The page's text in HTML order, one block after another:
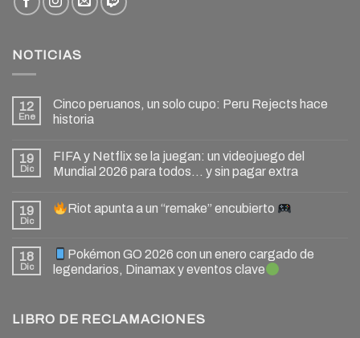
NOTICIAS
12
Ene
Cinco peruanos, un solo cupo: Peru Rejects hace
historia
19
Dic
FIFA y Netflix se la juegan: un videojuego del
Mundial 2026 para todos… y sin pagar extra
19
Dic
Riot apunta a un “remake” encubierto
18
Dic
Pokémon GO 2026 con un enero cargado de
legendarios, Dinamax y eventos clave
LIBRO DE RECLAMACIONES